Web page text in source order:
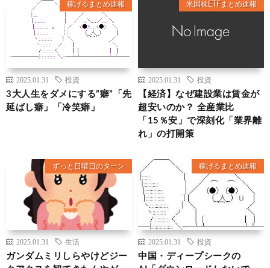
稼げるまとめ速報
2025.01.31 投資
3大人生をダメにする”癖”「先
延ばし癖」「冷笑癖」
米国株ETFまとめ速報
2025.01.31 投資
【経済】なぜ建設業は賃金が
超安いのか？ 全産業比
「15％安」で深刻化「業界離
れ」の打開策
ずっと日曜日のターン
2025.01.31 生活
ガンダムミリしらやけどジー
稼げるまとめ速報
2025.01.31 投資
中国・ディープシークの